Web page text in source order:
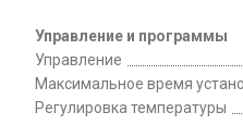
Управление и программы
Управление
Максимальное время
Регулировка температуры